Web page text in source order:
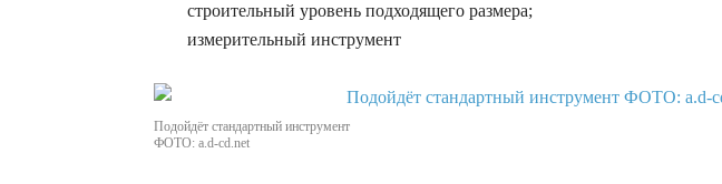
строительный уровень подходящего размера;
измерительный инструмент
Подойдёт стандартный инструмент
ФОТО: a.d-cd.net